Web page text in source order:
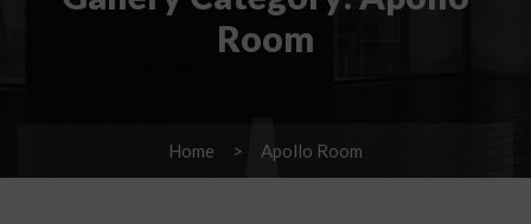
Room
Home Apollo Room